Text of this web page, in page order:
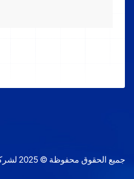
جميع الحقوق محفوظة © 2025 لشركة تشينغداو ريتشر للاتصالات المحدودة.